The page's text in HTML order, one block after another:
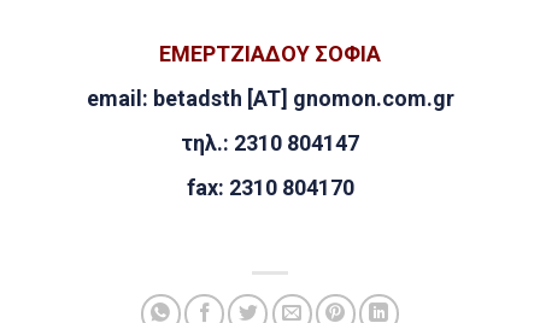
ΕΜΕΡΤΖΙΑΔΟΥ ΣΟΦΙΑ
email: betadsth [AT] gnomon.com.gr
τηλ.: 2310 804147
fax: 2310 804170